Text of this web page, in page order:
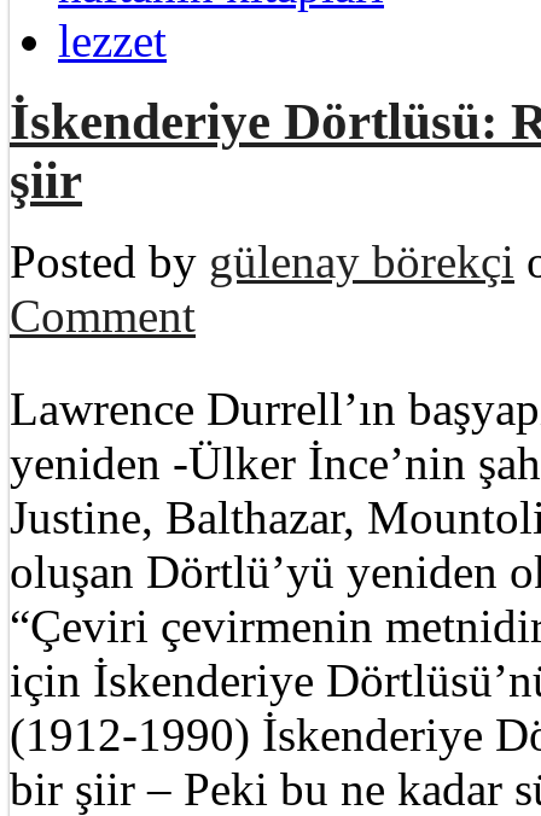
lezzet
İskenderiye Dörtlüsü:
şiir
Posted by gülenay börekçi
Comment
Lawrence Durrell’ın
yeniden -Ülker İnce’nin
Justine, Balthazar,
oluşan Dörtlü’yü yeniden
“Çeviri çevirmenin
için İskenderiye
(1912-1990) İskenderiye
bir şiir – Peki bu ne kadar